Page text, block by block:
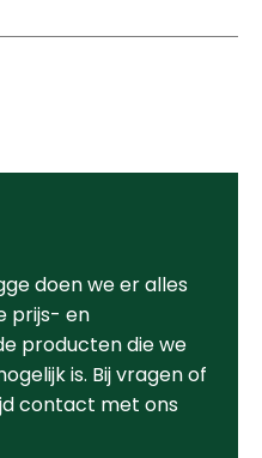
doen we er alles
prijs- en
producten die we
is. Bij vragen of
contact met ons